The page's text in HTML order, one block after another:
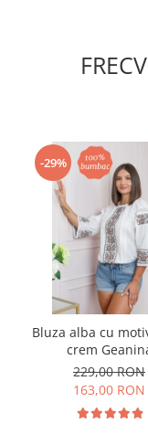
-29%
Bluza alba cu
crem
229,00 RON
163,00 RON